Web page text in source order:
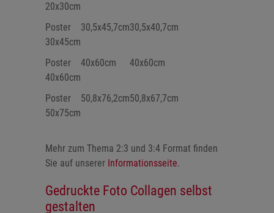
20x30cm
Poster
30x45cm
30,5x45,7cm30,5x40,7cm
Poster
40x60cm
40x60cm 40x60cm
Poster
50x75cm
50,8x76,2cm50,8x67,7cm
Mehr zum Thema 2:3 und 3:4 Format finden
Sie auf unserer Informationsseite.
Gedruckte Foto Collagen selbst
gestalten